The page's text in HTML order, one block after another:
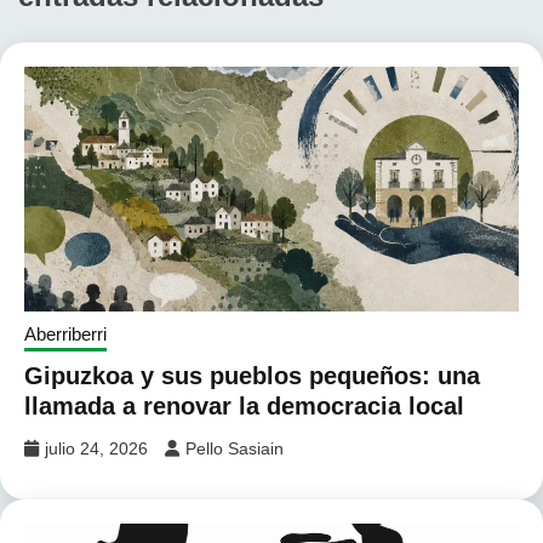
Aberriberri
Gipuzkoa y sus pueblos pequeños: una
llamada a renovar la democracia local
julio 24, 2026 Pello Sasiain